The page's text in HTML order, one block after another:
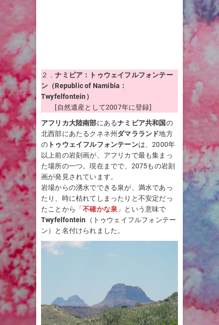
２．ナミビア：トゥウェイフルフォンテー
ン（Republic of Namibia：
Twyfelfontein ）
[自然遺産として2007年に登録]
アフリカ大陸南部にあるナミビア共和国の
北西部にあたるクネネ州 ダマラランド地方
の トゥウェイフルフォンテーンは、2000年
以上前の岩刻画が、アフリカで最も集まっ
た場所の一つ。現在までで、2075もの岩刻
画が発見されています。
岩場からの湧水でできる泉が、満水であっ
たり、時に枯れてしまったりと不安定だっ
たことから「不確かな泉 」という意味で
Twyfelfontein
（トゥウェイフルフォンテー
ン）と名付けられました。